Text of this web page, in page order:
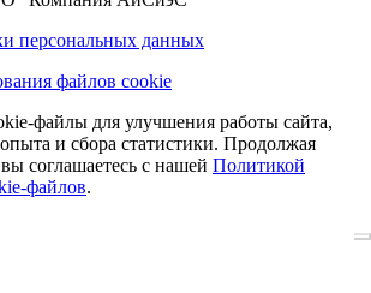
персональных данных
файлов cookie
файлы для улучшения работы сайта,
опыта и сбора статистики. Продолжая
соглашаетесь с нашей Политикой
файлов.